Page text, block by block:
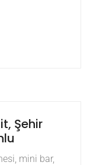
Şehir
mini bar,